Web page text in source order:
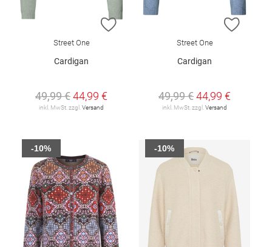
ZUR WUNSCHLISTE HINZUFÜGEN
Street One
Cardigan
49,99 €44,99 €
inkl. MwSt. zzgl. Versand
ZUR
Street One
Cardigan
49,99 €44,99 €
inkl. MwSt. zzgl. Versand
-10% -10%